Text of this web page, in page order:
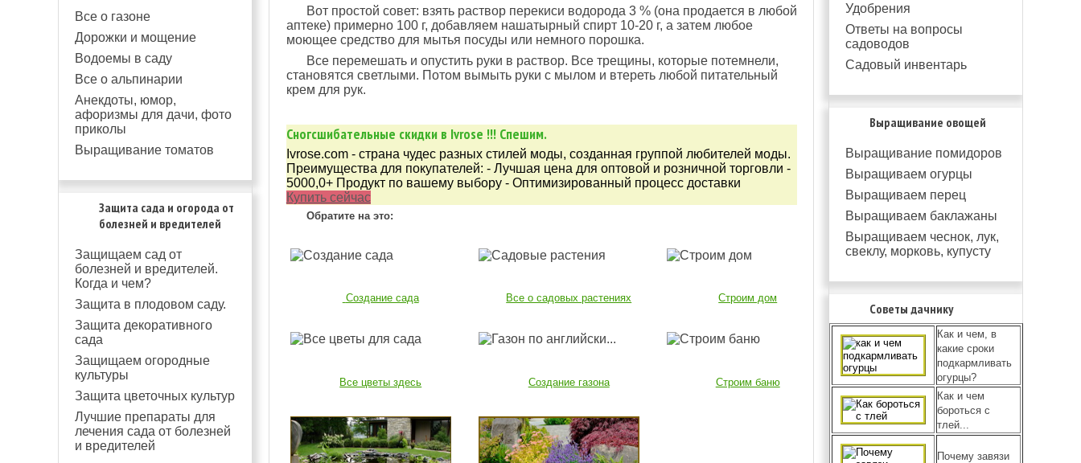
Все о газоне
Дорожки и мощение
Водоемы в саду
Все о альпинарии
Анекдоты, юмор,
афоризмы для дачи, фото
приколы
Выращивание томатов
Защита сада и огорода от
болезней и вредителей
Защищаем сад от
болезней и вредителей.
Когда и чем?
Защита в плодовом саду.
Защита декоративного
сада
Защищаем огородные
культуры
Защита цветочных культур
Лучшие препараты для
лечения сада от болезней
и вредителей
Вот простой совет: взять раствор перекиси водорода 3 % (она продается в любой
аптеке) примерно 100 г, добавляем нашатырный спирт 10-20 г, а затем любое
моющее средство для мытья посуды или немного порошка.
Все перемешать и опустить руки в раствор. Все трещины, которые потемнели,
становятся светлыми. Потом вымыть руки с мылом и втереть любой питательный
крем для рук.
Сногcшибательные скидки в Ivrose !!! Спешим.
Ivrose.com - страна чудес разных стилей моды, созданная группой любителей моды.
Преимущества для покупателей: - Лучшая цена для оптовой и розничной торговли -
5000,0+ Продукт по вашему выбору - Оптимизированный процесс доставки
Купить сейчас
Обратите на это:
Создание сада Все о садовых растениях Строим дом
Все цветы здесь Создание газона Строим баню
Удобрения
Ответы на вопросы
садоводов
Садовый инвентарь
Выращивание овощей
Выращивание помидоров
Выращиваем огурцы
Выращиваем перец
Выращиваем баклажаны
Выращиваем чеснок, лук,
свеклу, морковь, купусту
Советы дачнику
Как и чем, в
какие сроки
подкармливать
огурцы?
Как и чем
бороться с
тлей...
Почему завязи